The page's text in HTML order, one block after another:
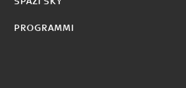
PROGRAMMI